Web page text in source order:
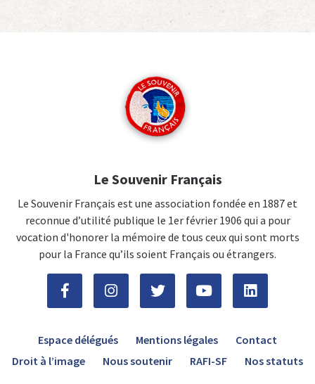
Le Souvenir Français
Le Souvenir Français est une association fondée en 1887 et
reconnue d’utilité publique le 1er février 1906 qui a pour
vocation d'honorer la mémoire de tous ceux qui sont morts
pour la France qu’ils soient Français ou étrangers.
Espace délégués Mentions légales
Contact
Droit à l’image
Nous soutenir RAFI-SF Nos statuts